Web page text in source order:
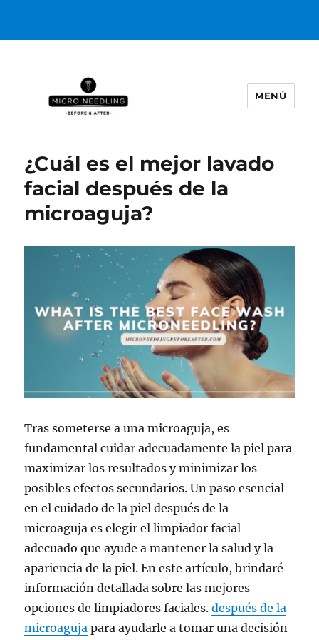
MENÚ
¿Cuál es el mejor lavado
facial después de la
microaguja?
Tras someterse a una microaguja, es
fundamental cuidar adecuadamente la piel para
maximizar los resultados y minimizar los
posibles efectos secundarios. Un paso esencial
en el cuidado de la piel después de la
microaguja es elegir el limpiador facial
adecuado que ayude a mantener la salud y la
apariencia de la piel. En este artículo, brindaré
información detallada sobre las mejores
opciones de limpiadores faciales.después de la
microaguja para ayudarle a tomar una decisión